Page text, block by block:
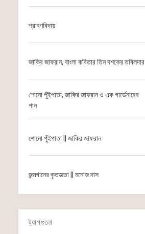
শ্রাবণবিদায়
জাকির জাফরান, বাংলা কবিতার তিন দশকের তবিলদার
শোনো পুঁইপাতা, জাকির জাফরান ও এক গার্ডেনারের
গান
শোনো পুঁইপাতা || জাকির জাফরান
জন্মগানের কৃতজ্ঞতা || মনোজ দাস
ট্যাগগুলো